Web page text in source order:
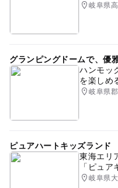
岐阜県
グランピングドームで、優
ハンモッ
を楽しめ
岐阜県
ピュアハートキッズラン
東海エリ
「ピュア
岐阜県